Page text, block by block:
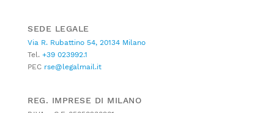
SEDE LEGALE
Via R. Rubattino 54, 20134 Milano
Tel. +39 023992.1
PEC rse@legalmail.it
REG. IMPRESE DI MILANO